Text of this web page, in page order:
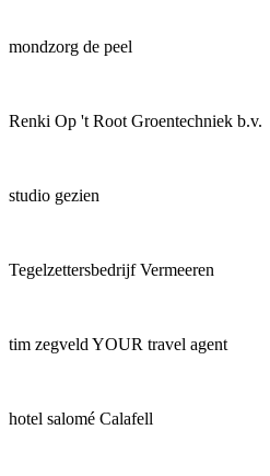
mondzorg de peel
Renki Op 't Root Groentechniek b.v.
studio gezien
Tegelzettersbedrijf Vermeeren
tim zegveld YOUR travel agent
hotel salomé Calafell